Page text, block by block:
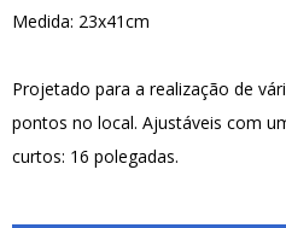
Medida: 23x41cm
Projetado para a realização de
pontos no local. Ajustáveis com
curtos: 16 polegadas.